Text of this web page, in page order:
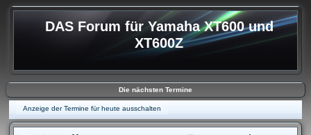
DAS Forum für Yamaha XT600 und
XT600Z
Die nächsten Termine
Anzeige der Termine für heute ausschalten